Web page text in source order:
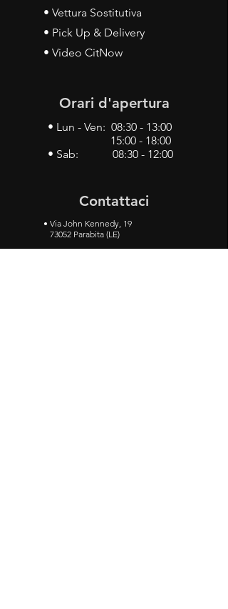
• Vettura Sostitutiva
• Pick Up & Delivery
• Video CitNow
Orari d'apertura
• Lun - Ven: 08:30 - 13:00
15:00 - 18:00
• Sab: 08:30 - 12:00
Contattaci
• Via John Kennedy, 19
73052 Parabita (LE)